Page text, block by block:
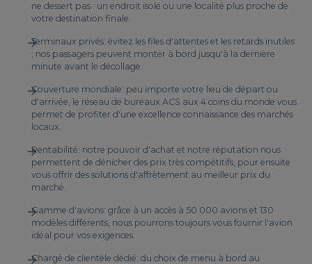
ne dessert pas : un endroit isolé ou une localité plus proche de
votre destination finale.
Terminaux privés: évitez les files d'attentes et les retards inutiles
; nos passagers peuvent monter à bord jusqu'à la dernière
minute avant le décollage.
Couverture mondiale: peu importe votre lieu de départ ou
d'arrivée, le réseau de bureaux ACS aux 4 coins du monde vous
permet de profiter d'une excellence connaissance des marchés
locaux.
Rentabilité: notre pouvoir d'achat et notre réputation nous
permettent de dénicher des prix très compétitifs, pour ensuite
vous offrir des solutions d'affrètement au meilleur prix du
marché.
Gamme d'avions: grâce à un accès à 50 000 avions et 130
modèles différents, nous pourrons toujours vous fournir l'avion
idéal pour vos exigences.
Chargé de clientèle dédié: du choix de menu à bord au